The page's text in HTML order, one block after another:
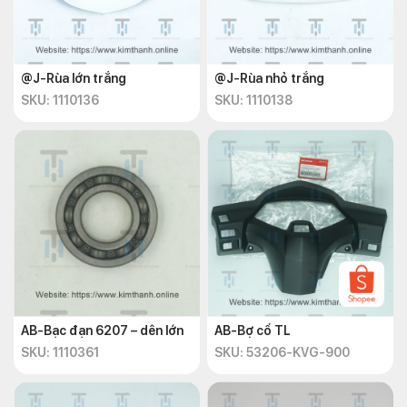
@J-Rùa lớn trắng
SKU: 1110136
@J-Rùa nhỏ trắng
SKU: 1110138
AB-Bạc đạn 6207 – dên lớn
SKU: 1110361
AB-Bợ cổ TL
SKU: 53206-KVG-900